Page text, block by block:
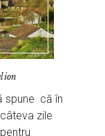
spune că în
zile